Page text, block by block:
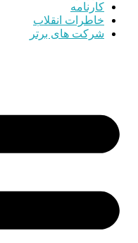
کارنامه
خاطرات انقلاب
شرکت های برتر